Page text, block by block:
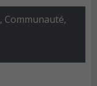
, Communauté,